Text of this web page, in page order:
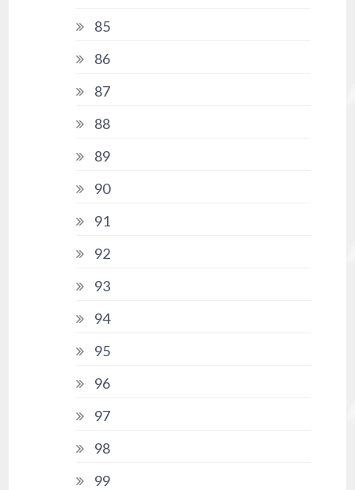
85
86
87
88
89
90
91
92
93
94
95
96
97
98
99